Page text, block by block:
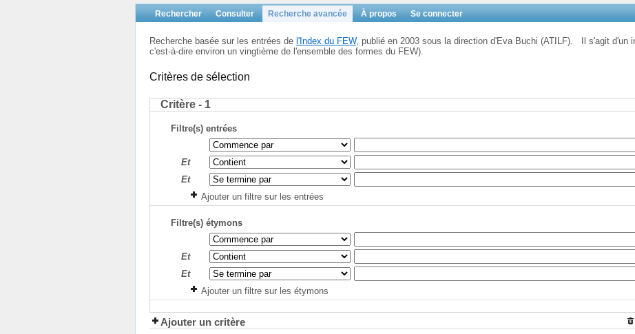
Rechercher Consulter Recherche avancée À propos Se connecter
Recherche basée sur les entrées de l'Index du FEW, publié en 2003 sous la direction d'Eva Buchi (ATILF). Il s'agit d'un
c'est-à-dire environ un vingtième de l'ensemble des formes du FEW).
Critères de sélection
Critère - 1
Filtre(s) entrées
Et
Et
Ajouter un filtre sur les entrées
Filtre(s) étymons
Et
Et
Ajouter un filtre sur les étymons
Ajouter un critère